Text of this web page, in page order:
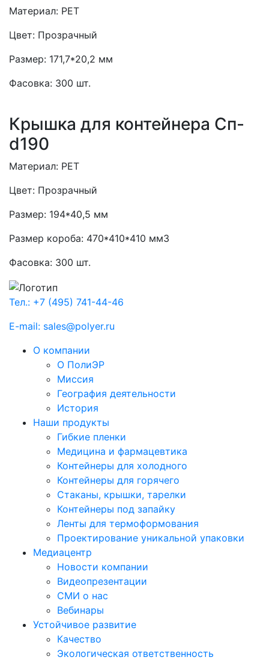
Материал: PET
Цвет: Прозрачный
Размер: 171,7*20,2 мм
Фасовка: 300 шт.
Крышка для контейнера Сп-
d190
Материал: PET
Цвет: Прозрачный
Размер: 194*40,5 мм
Размер короба: 470*410*410 мм3
Фасовка: 300 шт.
Тел.: +7 (495) 741-44-46
E-mail: sales@polyer.ru
О компании
О ПолиЭР
Миссия
География деятельности
История
Наши продукты
Гибкие пленки
Медицина и фармацевтика
Контейнеры для холодного
Контейнеры для горячего
Стаканы, крышки, тарелки
Контейнеры под запайку
Ленты для термоформования
Проектирование уникальной упаковки
Медиацентр
Новости компании
Видеопрезентации
СМИ о нас
Вебинары
Устойчивое развитие
Качество
Экологическая ответственность